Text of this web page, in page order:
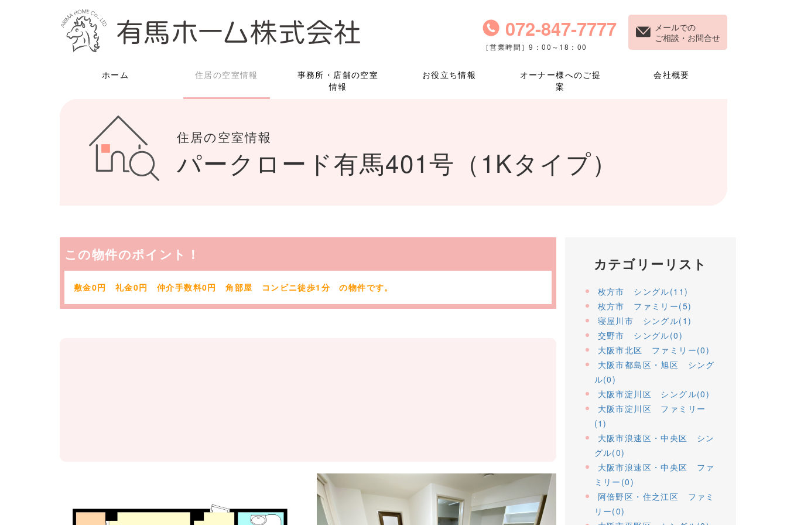
072-847-7777
［営業時間］9：00～18：00
メールでの
ご相談・お問合せ
ホーム 住居の空室情報
事務所・店舗の空室
情報
お役立ち情報
オーナー様へのご提
案
会社概要
住居の空室情報
パークロード有馬401号（1Kタイプ）
この物件のポイント！
敷金0円 礼金0円 仲介手数料0円 角部屋 コンビニ徒歩1分 の物件です。
［営業時間］9：00～18：00
メールフォームはこちら >
カテゴリーリスト
枚方市 シングル(11)
枚方市 ファミリー(5)
寝屋川市 シングル(1)
交野市 シングル(0)
大阪市北区 ファミリー(0)
大阪市都島区・旭区 シング
ル(0)
大阪市淀川区 シングル(0)
大阪市淀川区 ファミリー
(1)
大阪市浪速区・中央区 シン
グル(0)
大阪市浪速区・中央区 ファ
ミリー(0)
阿倍野区・住之江区 ファミ
リー(0)